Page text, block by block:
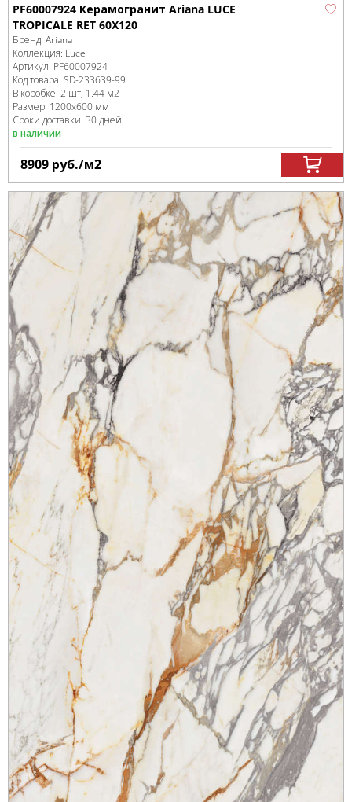
PF60007924 Керамогранит Ariana LUCE
TROPICALE RET 60X120
Бренд: Ariana
Коллекция: Luce
Артикул: PF60007924
Код товара: SD-233639-99
В коробке: 2 шт, 1.44 м2
Размер: 1200x600 мм
Сроки доставки: 30 дней
в наличии
8909 руб./м2